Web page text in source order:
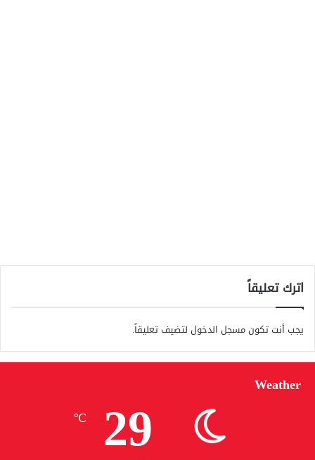
اترك تعليقاً
يجب أنت تكونمسجل الدخول لتضيف تعليقاً.
Weather
29
℃